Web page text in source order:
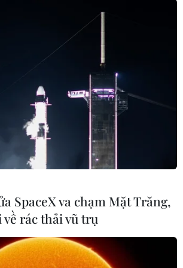
bệnh nhân
được chăm sóc
WHO nêu rõ trước cuộc xung đột,
hoạt động ở Dải Gaza. Nhưng
bệnh viện hoạt động ở mức tối
có hàng nghìn bệnh nhân cần
SpaceX va chạm Mặt Trăng,
về rác thải vũ trụ